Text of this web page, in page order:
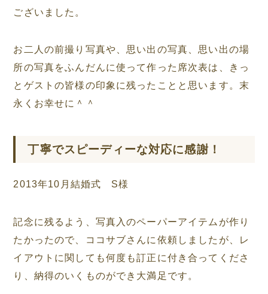
ございました。
お二人の前撮り写真や、思い出の写真、思い出の場
所の写真をふんだんに使って作った席次表は、きっ
とゲストの皆様の印象に残ったことと思います。末
永くお幸せに＾＾
丁寧でスピーディーな対応に感謝！
2013年10月結婚式 S様
記念に残るよう、写真入のペーパーアイテムが作り
たかったので、ココサブさんに依頼しましたが、レ
イアウトに関しても何度も訂正に付き合ってくださ
り、納得のいくものができ大満足です。